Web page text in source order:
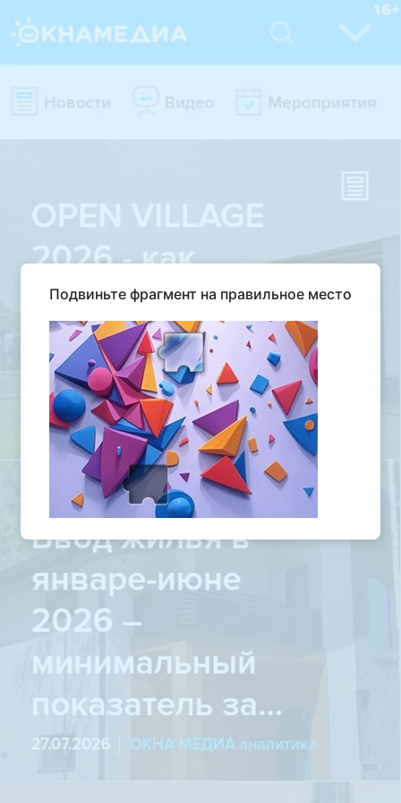
Подвиньте фрагмент на правильное место